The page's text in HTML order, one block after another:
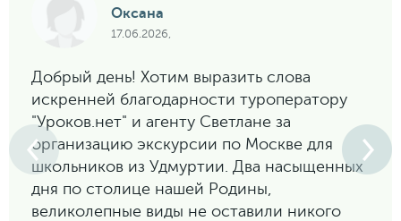
Оксана
17.06.2026,
Добрый день! Хотим выразить слова
искренней благодарности туроператору
"Уроков.нет" и агенту Светлане за
организацию экскурсии по Москве для
школьников из Удмуртии. Два насыщенных
дня по столице нашей Родины,
великолепные виды не оставили никого